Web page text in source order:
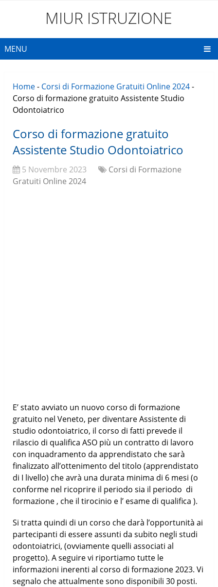
MIUR ISTRUZIONE
MENU
Home- Corsi di Formazione Gratuiti Online 2024-
Corso di formazione gratuito Assistente Studio
Odontoiatrico
Corso di formazione gratuito
Assistente Studio Odontoiatrico
5 Novembre 2023
Corsi di Formazione
Gratuiti Online 2024
E’ stato avviato un nuovo corso di formazione
gratuito nel Veneto, per diventare Assistente di
studio odontoiatrico, il corso di fatti prevede il
rilascio di qualifica ASO più un contratto di lavoro
con inquadramento da apprendistato che sarà
finalizzato all’ottenimento del titolo (apprendistato
di I livello) che avrà una durata minima di 6 mesi (o
conforme nel ricoprire il periodo sia il periodo di
formazione , che il tirocinio e l’ esame di qualifica ).
Si tratta quindi di un corso che darà l’opportunità ai
partecipanti di essere assunti da subito negli studi
odontoiatrici, (ovviamente quelli associati al
progetto). A seguire vi riportiamo tutte le
informazioni inerenti al corso di formazione 2023. Vi
segnalo che attualmente sono disponibili 30 posti.